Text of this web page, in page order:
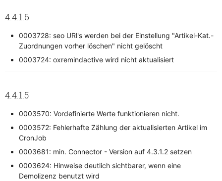
4.4.1.6
0003728: seo URl's werden bei der Einstellung "Artikel-Kat.-
Zuordnungen vorher löschen" nicht gelöscht
0003724: oxremindactive wird nicht aktualisiert
4.4.1.5
0003570: Vordefinierte Werte funktionieren nicht.
0003572: Fehlerhafte Zählung der aktualisierten Artikel im
CronJob
0003681: min. Connector - Version auf 4.3.1.2 setzen
0003624: Hinweise deutlich sichtbarer, wenn eine
Demolizenz benutzt wird